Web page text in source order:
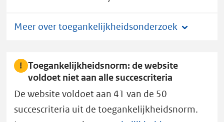
Meer over toegankelijkheidsonderzoek
Toegankelijkheidsnorm: de website
voldoet niet aan alle succescriteria
De website voldoet aan 41 van de 50
succescriteria uit de toegankelijkheidsnorm.